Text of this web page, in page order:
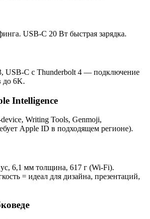
USB-C 20 Вт быстрая зарядка.
USB-C с Thunderbolt 4 — подключение
до 6K.
Intelligence
Writing Tools, Genmoji,
Apple ID в подходящем регионе).
6,1 мм толщина, 617 г (Wi-Fi).
= идеал для дизайна, презентаций,